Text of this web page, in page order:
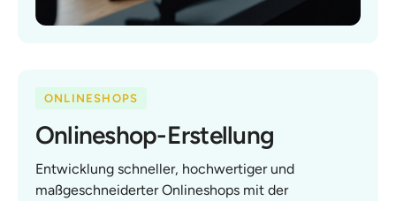
ONLINESHOPS
Onlineshop-Erstellung
Entwicklung schneller, hochwertiger und
maßgeschneiderter Onlineshops mit der